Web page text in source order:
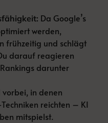
Da Google’s
werden,
frühzeitig und schlägt
darauf reagieren
darunter
vorbei, in denen
reichten – KI
mitspielst.